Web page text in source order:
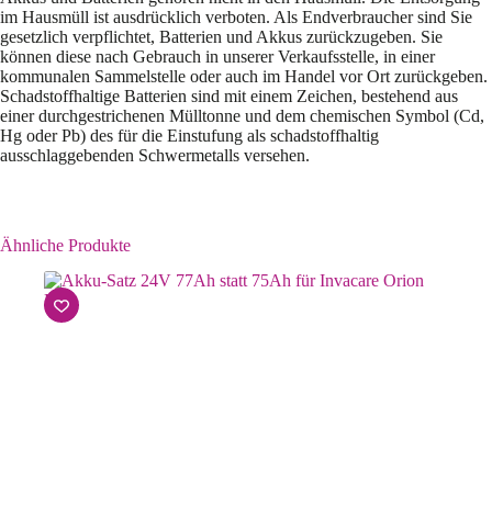
im Hausmüll ist ausdrücklich verboten. Als Endverbraucher sind Sie
gesetzlich verpflichtet, Batterien und Akkus zurückzugeben. Sie
können diese nach Gebrauch in unserer Verkaufsstelle, in einer
kommunalen Sammelstelle oder auch im Handel vor Ort zurückgeben.
Schadstoffhaltige Batterien sind mit einem Zeichen, bestehend aus
einer durchgestrichenen Mülltonne und dem chemischen Symbol (Cd,
Hg oder Pb) des für die Einstufung als schadstoffhaltig
ausschlaggebenden Schwermetalls versehen.
Ähnliche Produkte